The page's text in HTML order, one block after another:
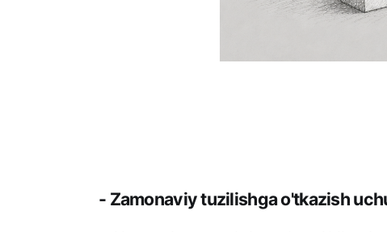
- Zamonaviy tuzilishga o'tkazish